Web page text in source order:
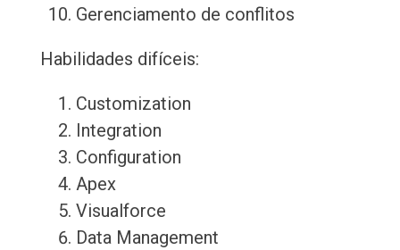
Gerenciamento de conflitos
Habilidades difíceis:
Customization
Integration
Configuration
Apex
Visualforce
Data Management